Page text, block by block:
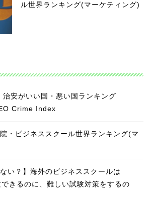
ル世界ランキング(マーケティング)
治安がいい国・悪い国ランキング
Crime Index
院・ビジネススクール世界ランキング(マ
ない？】海外のビジネススクールは
きるのに、難しい試験対策をするの